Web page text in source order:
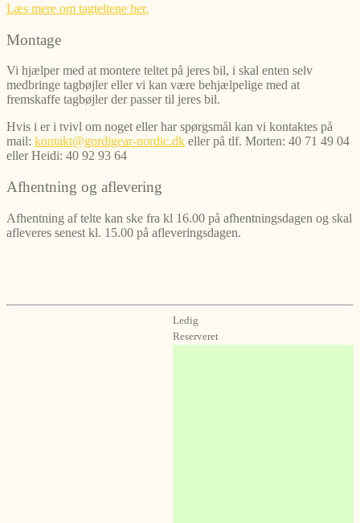
Læs mere om tagteltene her.
Montage
Vi hjælper med at montere teltet på jeres bil, i skal enten selv
medbringe tagbøjler eller vi kan være behjælpelige med at
fremskaffe tagbøjler der passer til jeres bil.
Hvis i er i tvivl om noget eller har spørgsmål kan vi kontaktes på
mail: kontakt@gordigear-nordic.dk eller på tlf. Morten: 40 71 49 04
eller Heidi: 40 92 93 64
Afhentning og aflevering
Afhentning af telte kan ske fra kl 16.00 på afhentningsdagen og skal
afleveres senest kl. 15.00 på afleveringsdagen.
Ledig
Reserveret